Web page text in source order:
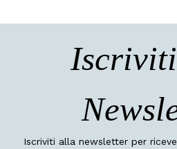
Iscriviti alla newsletter per